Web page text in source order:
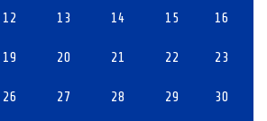
12 13 14 15 16
19 20 21 22 23
26 27 28 29 30